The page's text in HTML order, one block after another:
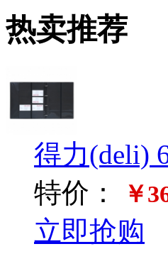
热卖推荐
得力(deli)
特价：
￥
立即抢购